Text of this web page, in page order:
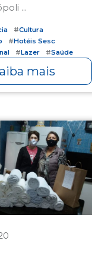
...
#Cultura
#Hotéis Sesc
#Lazer #Saúde
mais